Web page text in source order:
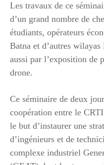
Les travaux de ce
d’un grand nombre de
étudiants, opérateurs
Batna et d’autres
aussi par l’exposition de
drone.
Ce séminaire de deux
coopération entre le
le but d’instaurer une
d’ingénieurs et de
complexe industriel